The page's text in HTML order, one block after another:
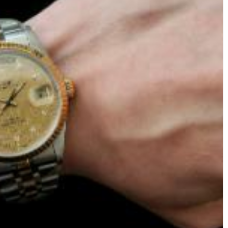
字楼（万象城）15层1508室（需提前预约）
心写字楼A塔7层704室（需提前预约）
易中心大厦南塔写字楼15层07室（需提前预约）
写字楼17层1701室（需提前预约）
写字楼1座30层05室（需提前预约）
楼B座11层1104室（需提前预约）
楼15层03室（需提前预约）
写字楼24层2406B室（需提前预约）
广场写字楼9层902室（需提前预约）
茂环球金融中心写字楼（芙蓉广场）10层13室（需提前预约
29层2905室（需提前预约）
中心（品牌授权店）3层整层（需提前预约）
务中心（品牌授权店）1层整层（需提前预约）
中心（品牌授权店）1层整层（需提前预约）
（CCMALL）C座17层17-B（需提前预约）